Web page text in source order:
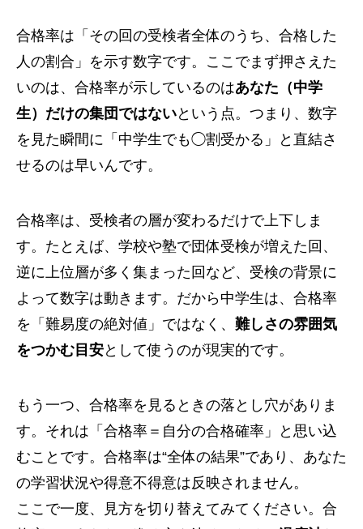
合格率は「その回の受検者全体のうち、合格した
人の割合」を示す数字です。ここでまず押さえた
いのは、合格率が示しているのはあなた（中学
生）だけの集団ではないという点。つまり、数字
を見た瞬間に「中学生でも◯割受かる」と直結さ
せるのは早いんです。
合格率は、受検者の層が変わるだけで上下しま
す。たとえば、学校や塾で団体受検が増えた回、
逆に上位層が多く集まった回など、受検の背景に
よって数字は動きます。だから中学生は、合格率
を「難易度の絶対値」ではなく、 難しさの雰囲気
をつかむ目安として使うのが現実的です。
もう一つ、合格率を見るときの落とし穴がありま
す。それは「合格率＝自分の合格確率」と思い込
むことです。合格率は“全体の結果”であり、あなた
の学習状況や得意不得意は反映されません。
ここで一度、見方を切り替えてみてください。合